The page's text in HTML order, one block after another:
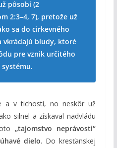
pôsobí (2
2:3–4, 7), pretože už
sa do cirkevného
vkrádajú bludy, ktoré
pre vznik určitého
a v tichosti, no neskôr už
silnel a získaval nadvládu
„tajomstvo neprávosti“
dielo. Do kresťanskej